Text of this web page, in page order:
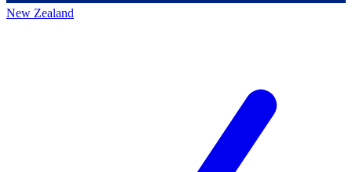
New Zealand